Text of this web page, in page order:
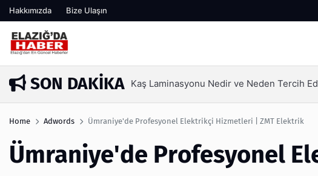
Hakkımızda Bize Ulaşın
SON DAKIKA
3 ay önce Kaş Laminasyonu Nedir ve Neden Tercih
Home Adwords Ümraniye'de Profesyonel Elektrikçi Hizmetleri | ZMT Elektrik
Ümraniye'de Profesyonel